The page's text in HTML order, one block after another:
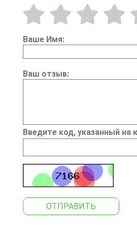
Ваше Имя:
Ваш отзыв:
Введите код, указанный на
ОТПРАВИТЬ